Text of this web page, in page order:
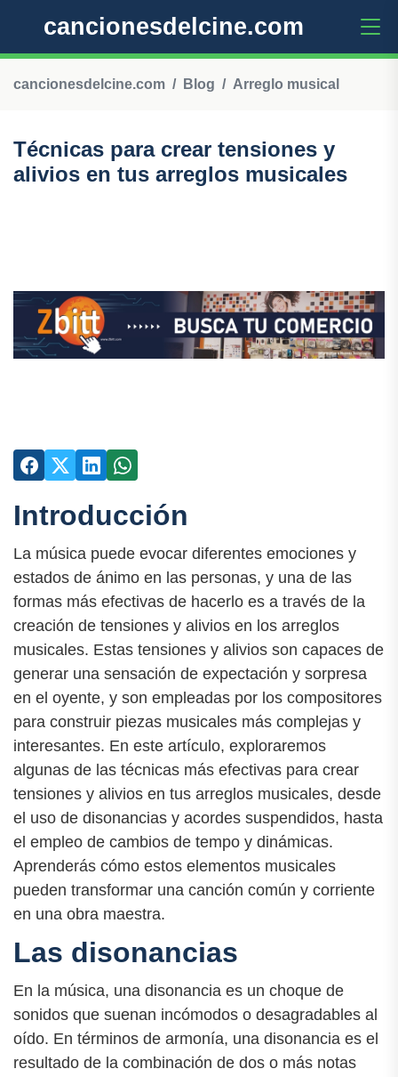
cancionesdelcine.com
cancionesdelcine.com Blog Arreglo musical
Técnicas para crear tensiones y
alivios en tus arreglos musicales
Introducción
La música puede evocar diferentes emociones y
estados de ánimo en las personas, y una de las
formas más efectivas de hacerlo es a través de la
creación de tensiones y alivios en los arreglos
musicales. Estas tensiones y alivios son capaces de
generar una sensación de expectación y sorpresa
en el oyente, y son empleadas por los compositores
para construir piezas musicales más complejas y
interesantes. En este artículo, exploraremos
algunas de las técnicas más efectivas para crear
tensiones y alivios en tus arreglos musicales, desde
el uso de disonancias y acordes suspendidos, hasta
el empleo de cambios de tempo y dinámicas.
Aprenderás cómo estos elementos musicales
pueden transformar una canción común y corriente
en una obra maestra.
Las disonancias
En la música, una disonancia es un choque de
sonidos que suenan incómodos o desagradables al
oído. En términos de armonía, una disonancia es el
resultado de la combinación de dos o más notas